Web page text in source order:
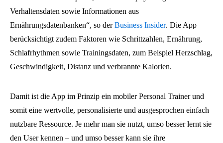
Verhaltensdaten sowie Informationen aus
Ernährungsdatenbanken“, so derBusiness Insider. Die App
berücksichtigt zudem Faktoren wie Schrittzahlen, Ernährung,
Schlafrhythmen sowie Trainingsdaten, zum Beispiel Herzschlag,
Geschwindigkeit, Distanz und verbrannte Kalorien.
Damit ist die App im Prinzip ein mobiler Personal Trainer und
somit eine wertvolle, personalisierte und ausgesprochen einfach
nutzbare Ressource. Je mehr man sie nutzt, umso besser lernt sie
den User kennen – und umso besser kann sie ihre